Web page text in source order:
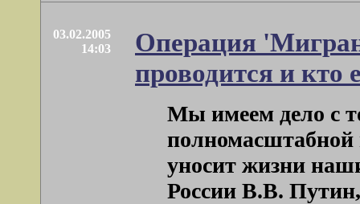
03.02.2005
14:03
Операция
проводится и кто
Мы имеем дело с
полномасштабной
уносит жизни
России В.В.